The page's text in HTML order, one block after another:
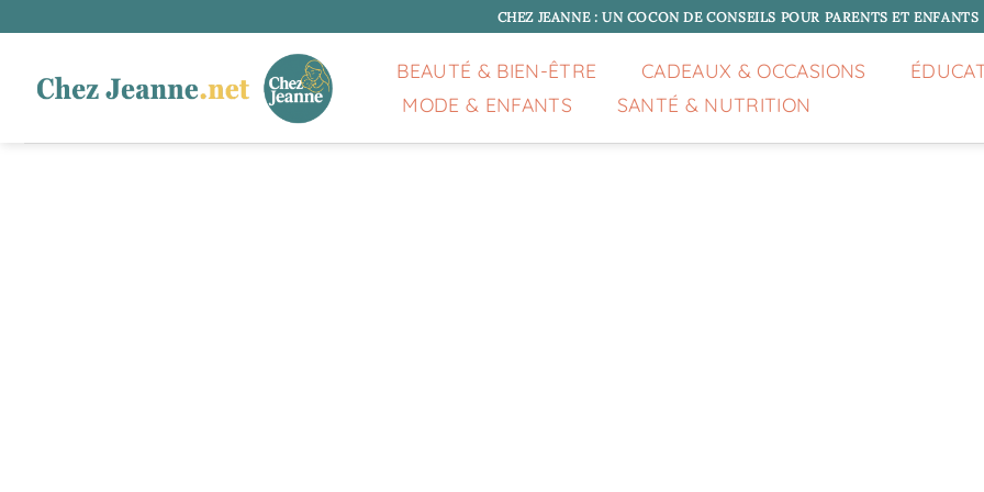
au
CHEZ JEANNE : UN COCON DE CONSEILS POUR PARENTS ET ENFANTS
BEAUTÉ & BIEN-ÊTRE CADEAUX & OCCASIONS
MODE & ENFANTS
SANTÉ & NUTRITION